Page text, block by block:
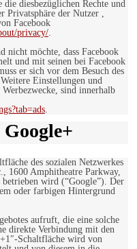
diesbezüglichen Rechte und
Privatsphäre der Nutzer ,
Facebook
privacy/.
nicht möchte, dass Facebook
und mit seinen bei Facebook
er sich vor dem Besuch des
Einstellungen und
sind innerhalb
.
des sozialen Netzwerkes
1600 Amphitheatre Parkway,
wird (“Google”). Der
oder farbigen Hintergrund
aufruft, die eine solche
direkte Verbindung mit den
Schaltfläche wird von